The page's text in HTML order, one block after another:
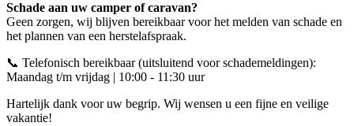
Schade aan uw camper of caravan?
Geen zorgen, wij blijven bereikbaar voor het melden van schade en
het plannen van een herstelafspraak.
📞 Telefonisch bereikbaar (uitsluitend voor schademeldingen):
Maandag t/m vrijdag | 10:00 - 11:30 uur
Hartelijk dank voor uw begrip. Wij wensen u een fijne en veilige
vakantie!